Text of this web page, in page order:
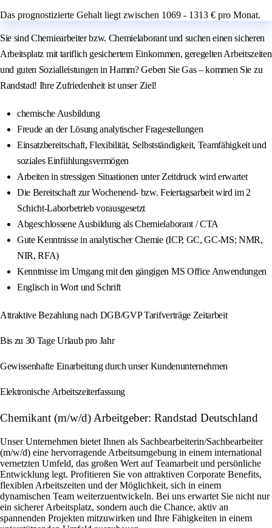
Das prognostizierte Gehalt liegt zwischen 1069 - 1313 € pro Monat.
Sie sind Chemiearbeiter bzw. Chemielaborant und suchen einen sicheren
Arbeitsplatz mit tariflich gesichertem Einkommen, geregelten Arbeitszeiten
und guten Sozialleistungen in Hamm? Geben Sie Gas – kommen Sie zu
Randstad! Ihre Zufriedenheit ist unser Ziel!
chemische Ausbildung
Freude an der Lösung analytischer Fragestellungen
Einsatzbereitschaft, Flexibilität, Selbstständigkeit, Teamfähigkeit und
soziales Einfühlungsvermögen
Arbeiten in stressigen Situationen unter Zeitdruck wird erwartet
Die Bereitschaft zur Wochenend- bzw. Feiertagsarbeit wird im 2
Schicht-Laborbetrieb vorausgesetzt
Abgeschlossene Ausbildung als Chemielaborant / CTA
Gute Kenntnisse in analytischer Chemie (ICP, GC, GC-MS; NMR,
NIR, RFA)
Kenntnisse im Umgang mit den gängigen MS Office Anwendungen
Englisch in Wort und Schrift
Attraktive Bezahlung nach DGB/GVP Tarifverträge Zeitarbeit
Bis zu 30 Tage Urlaub pro Jahr
Gewissenhafte Einarbeitung durch unser Kundenunternehmen
Elektronische Arbeitszeiterfassung
Chemikant (m/w/d) Arbeitgeber: Randstad Deutschland
Unser Unternehmen bietet Ihnen als Sachbearbeiterin/Sachbearbeiter
(m/w/d) eine hervorragende Arbeitsumgebung in einem international
vernetzten Umfeld, das großen Wert auf Teamarbeit und persönliche
Entwicklung legt. Profitieren Sie von attraktiven Corporate Benefits,
flexiblen Arbeitszeiten und der Möglichkeit, sich in einem
dynamischen Team weiterzuentwickeln. Bei uns erwartet Sie nicht nur
ein sicherer Arbeitsplatz, sondern auch die Chance, aktiv an
spannenden Projekten mitzuwirken und Ihre Fähigkeiten in einem